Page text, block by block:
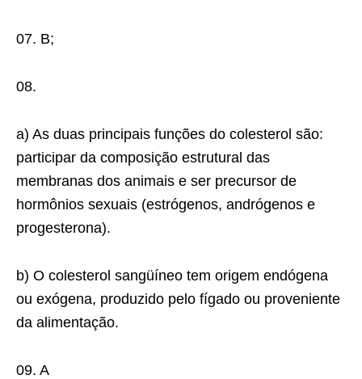
07. B;
08.
a) As duas principais funções do colesterol são:
participar da composição estrutural das
membranas dos animais e ser precursor de
hormônios sexuais (estrógenos, andrógenos e
progesterona).
b) O colesterol sangüíneo tem origem endógena
ou exógena, produzido pelo fígado ou proveniente
da alimentação.
09. A